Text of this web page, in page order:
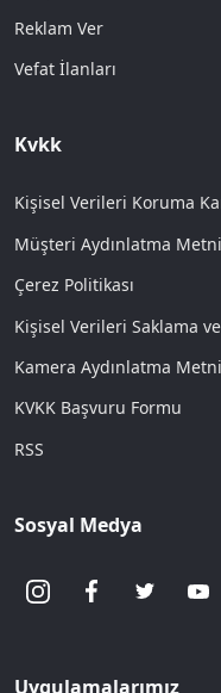
Reklam Ver
Vefat İlanları
Kvkk
Kişisel Verileri Koruma
Müşteri Aydınlatma Metni
Çerez Politikası
Kişisel Verileri Saklama
Kamera Aydınlatma Metni
KVKK Başvuru Formu
RSS
Sosyal Medya
Uygulamalarımız